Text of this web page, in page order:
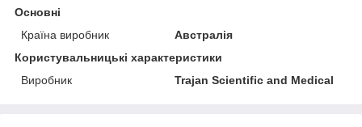
Основні
Країна виробник
Австралія
Користувальницькі характеристики
Виробник
Trajan Scientific and Medical